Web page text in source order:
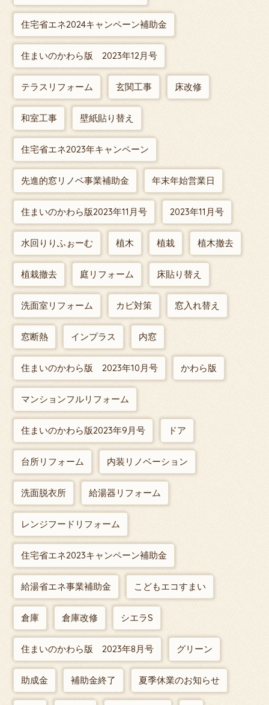
住宅省エネ2024キャンペーン補助金
住まいのかわら版 2023年12月号
テラスリフォーム 玄関工事 床改修
和室工事 壁紙貼り替え
住宅省エネ2023年キャンペーン
先進的窓リノベ事業補助金 年末年始営業日
住まいのかわら版2023年11月号 2023年11月号
水回りりふぉーむ 植木 植栽 植木撤去
植栽撤去 庭リフォーム 床貼り替え
洗面室リフォーム カビ対策 窓入れ替え
窓断熱 インプラス 内窓
住まいのかわら版 2023年10月号 かわら版
マンションフルリフォーム
住まいのかわら版2023年9月号 ドア
台所リフォーム 内装リノベーション
洗面脱衣所 給湯器リフォーム
レンジフードリフォーム
住宅省エネ2023キャンペーン補助金
給湯省エネ事業補助金 こどもエコすまい
倉庫 倉庫改修 シエラS
住まいのかわら版 2023年8月号 グリーン
助成金 補助金終了 夏季休業のお知らせ